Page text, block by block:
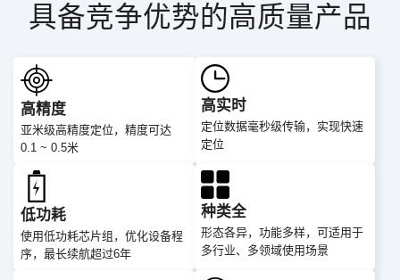
具备竞争优势的高质量产品
高精度
亚米级高精度定位，精度可达
0.1 ~ 0.5米
高实时
定位数据毫秒级传输，实现快速
定位
低功耗
使用低功耗芯片组，优化设备程
序，最长续航超过6年
种类全
形态各异，功能多样，可适用于
多行业、多领域使用场景